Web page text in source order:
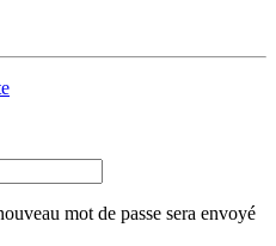
mot de passe sera envoyé